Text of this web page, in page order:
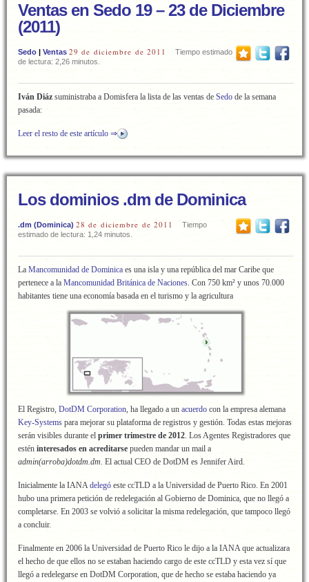
Ventas en Sedo 19 – 23 de Diciembre
(2011)
Sedo | Ventas 29 de diciembre de 2011
Tiempo estimado
de lectura: 2,26 minutos.
Iván Diáz suministraba a Domisfera la lista de las ventas de Sedo de la semana
pasada:
Leer el resto de este artículo ⇒
Los dominios .dm de Dominica
.dm (Dominica) 28 de diciembre de 2011
Tiempo
estimado de lectura: 1,24 minutos.
La Mancomunidad de Dominica es una isla y una república del mar Caribe que
pertenece a la Mancomunidad Británica de Naciones. Con 750 km² y unos 70.000
habitantes tiene una economía basada en el turismo y la agricultura
El Registro, DotDM Corporation, ha llegado a un acuerdo con la empresa alemana
Key-Systems para mejorar su plataforma de registros y gestión. Todas estas mejoras
serán visibles durante el primer trimestre de 2012. Los Agentes Registradores que
estén interesados en acreditarse pueden mandar un mail a
admin(arroba)dotdm.dm. El actual CEO de DotDM es Jennifer Aird.
Inicialmente la IANAdelegó este ccTLD a la Universidad de Puerto Rico. En 2001
hubo una primera petición de redelegación al Gobierno de Dominica, que no llegó a
completarse. En 2003 se volvió a solicitar la misma redelegación, que tampoco llegó
a concluir.
Finalmente en 2006 la Universidad de Puerto Rico le dijo a la IANA que actualizara
el hecho de que ellos no se estaban haciendo cargo de este ccTLD y esta vez sí que
llegó a redelegarse en DotDM Corporation, que de hecho se estaba haciendo ya